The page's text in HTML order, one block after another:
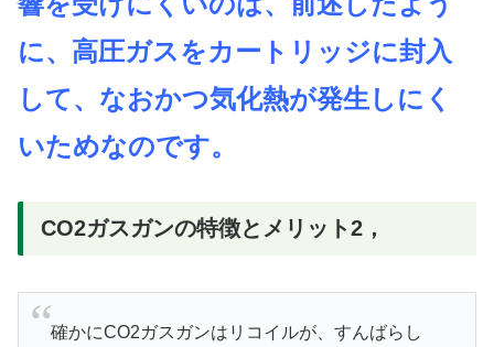
に、高圧ガスをカートリッジに封入
して、なおかつ気化熱が発生しにく
いためなのです。
CO2ガスガンの特徴とメリット2，
確かにCO2ガスガンはリコイルが、すんばらし